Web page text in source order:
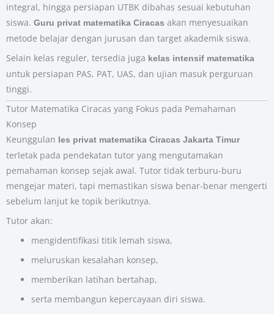
integral, hingga persiapan UTBK dibahas sesuai kebutuhan
siswa. Guru privat matematika Ciracas akan menyesuaikan
metode belajar dengan jurusan dan target akademik siswa.
Selain kelas reguler, tersedia juga kelas intensif matematika
untuk persiapan PAS, PAT, UAS, dan ujian masuk perguruan
tinggi.
Tutor Matematika Ciracas yang Fokus pada Pemahaman
Konsep
Keunggulan les privat matematika Ciracas Jakarta Timur
terletak pada pendekatan tutor yang mengutamakan
pemahaman konsep sejak awal. Tutor tidak terburu-buru
mengejar materi, tapi memastikan siswa benar-benar mengerti
sebelum lanjut ke topik berikutnya.
Tutor akan:
mengidentifikasi titik lemah siswa,
meluruskan kesalahan konsep,
memberikan latihan bertahap,
serta membangun kepercayaan diri siswa.